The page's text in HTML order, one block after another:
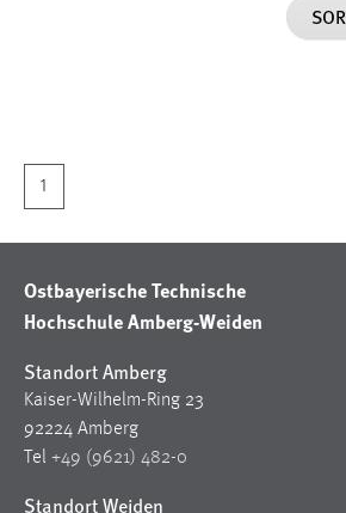
1
Ostbayerische Technische
Hochschule Amberg-Weiden
Standort Amberg
Kaiser-Wilhelm-Ring 23
92224 Amberg
Tel +49 (9621) 482-0
Standort Weiden
Sprachpräferenz
site-language-preference
Zweck:
Das Cookie speichert die gewählte
Cookie Laufzeit: